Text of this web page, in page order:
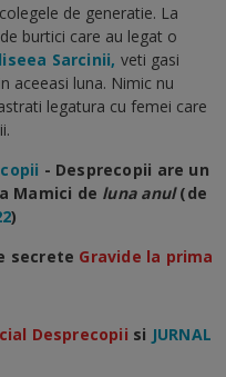
de generatie. La
burtici care au legat o
Sarcinii, veti gasi
aceeasi luna. Nimic nu
legatura cu femei care
- Desprecopii are un
Mamici de luna anul (de
)
secrete Gravide la prima
Desprecopii si JURNAL